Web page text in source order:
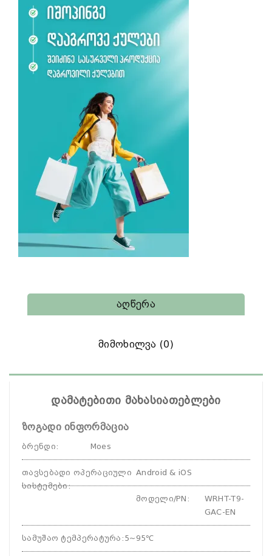
Აღწერა
Მიმოხილვა (0)
დამატებითი მახასიათებლები
ზოგადი ინფორმაცია
ბრენდი: Moes
თავსებადი ოპერაციული
სისტემები:
Android & iOS
მოდელი/PN :
WRHT-T9-
GAC-EN
სამუშაო ტემპერატურა : 5~95℃